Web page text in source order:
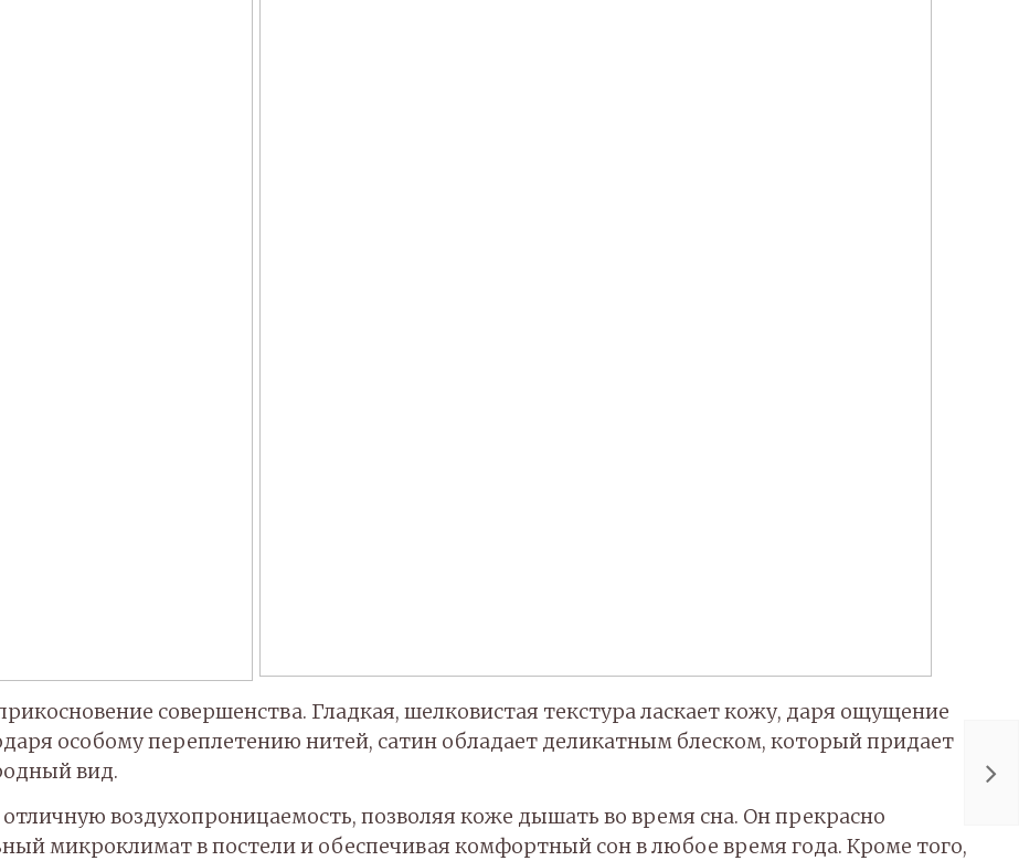
совершенства. Гладкая, шелковистая текстура ласкает кожу, даря ощущение
особому переплетению нитей, сатин обладает деликатным блеском, который придает
вид.
воздухопроницаемость, позволяя коже дышать во время сна. Он прекрасно
микроклимат в постели и обеспечивая комфортный сон в любое время года. Кроме того,